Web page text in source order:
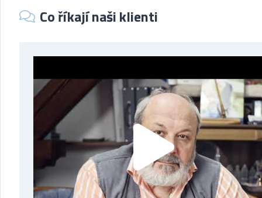
Co říkají naši klienti